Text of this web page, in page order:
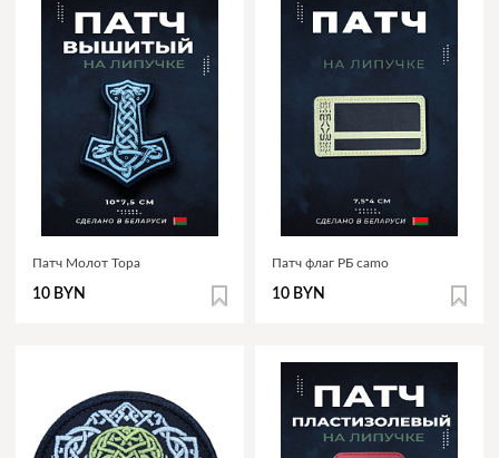
Патч Молот Тора
10 BYN
Патч флаг РБ camo
10 BYN